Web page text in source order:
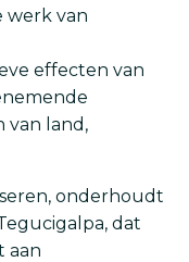
werk van
effecten van
van land,
onderhoudt
dat
aan